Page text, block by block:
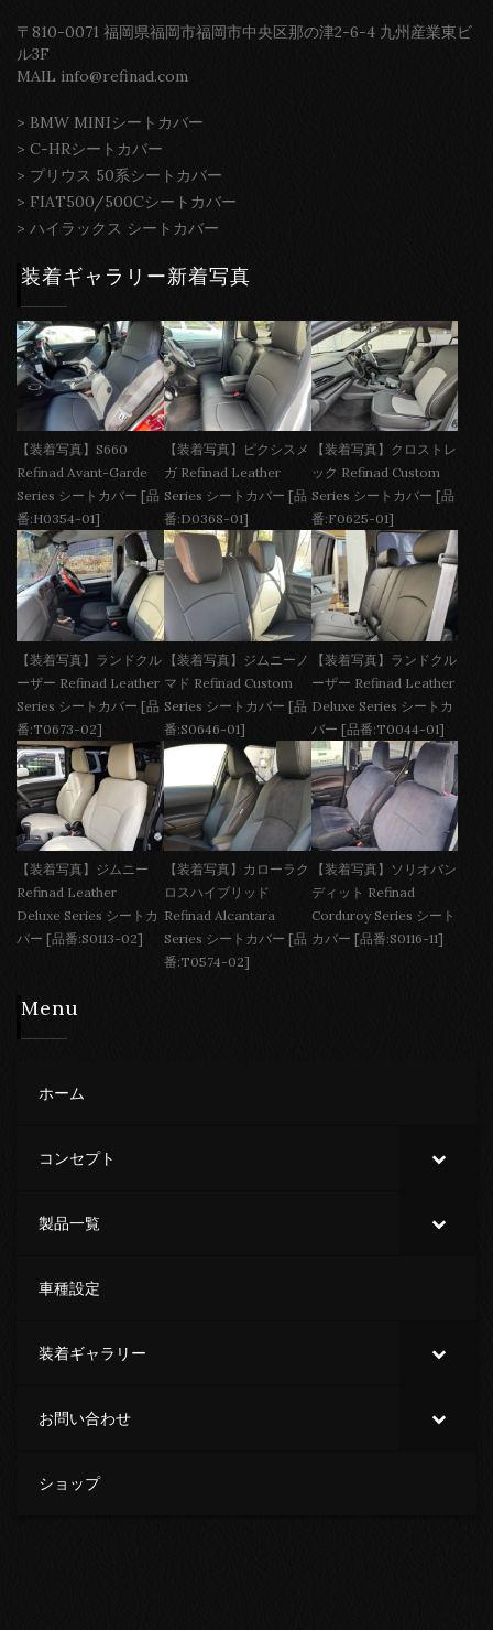
〒810-0071 福岡県福岡市福岡市中央区那の津2-6-4 九州産業東ビ
ル3F
MAIL info@refinad.com
> BMW MINIシートカバー
> C-HRシートカバー
> プリウス 50系シートカバー
> FIAT500/500Cシートカバー
> ハイラックス シートカバー
装着ギャラリー新着写真
【装着写真】S660
Refinad Avant-Garde
Series シートカバー [品
番:H0354-01]
【装着写真】ピクシスメ
ガ Refinad Leather
Series シートカバー [品
番:D0368-01]
【装着写真】クロストレ
ック Refinad Custom
Series シートカバー [品
番:F0625-01]
【装着写真】ランドクル
ーザー Refinad Leather
Series シートカバー [品
番:T0673-02]
【装着写真】ジムニーノ
マド Refinad Custom
Series シートカバー [品
番:S0646-01]
【装着写真】ランドクル
ーザー Refinad Leather
Deluxe Series シートカ
バー [品番:T0044-01]
【装着写真】ジムニー
Refinad Leather
Deluxe Series シートカ
バー [品番:S0113-02]
【装着写真】カローラク
ロスハイブリッド
Refinad Alcantara
Series シートカバー [品
番:T0574-02]
【装着写真】ソリオバン
ディット Refinad
Corduroy Series シート
カバー [品番:S0116-11]
Menu
ホーム
コンセプト
製品一覧
車種設定
装着ギャラリー
お問い合わせ
ショップ